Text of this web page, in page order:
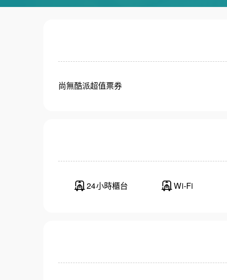
尚無酷派超值票券
24小時櫃台 Wi-Fi